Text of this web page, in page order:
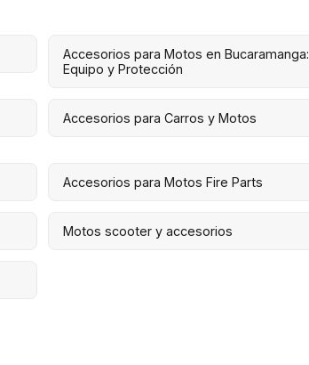
Accesorios para Motos en Bucaramanga:
Equipo y Protección
Accesorios para Carros y Motos
Accesorios para Motos Fire Parts
Motos scooter y accesorios